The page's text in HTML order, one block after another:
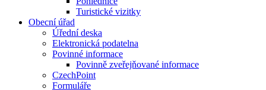
Turistické vizitky
Obecní úřad
Úřední deska
Elektronická podatelna
Povinné informace
Povinně zveřejňované informace
CzechPoint
Formuláře